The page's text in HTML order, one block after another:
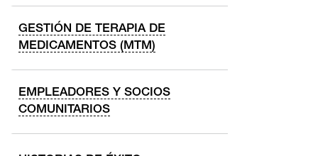
GESTIÓN DE TERAPIA DE
MEDICAMENTOS (MTM)
EMPLEADORES Y SOCIOS
COMUNITARIOS